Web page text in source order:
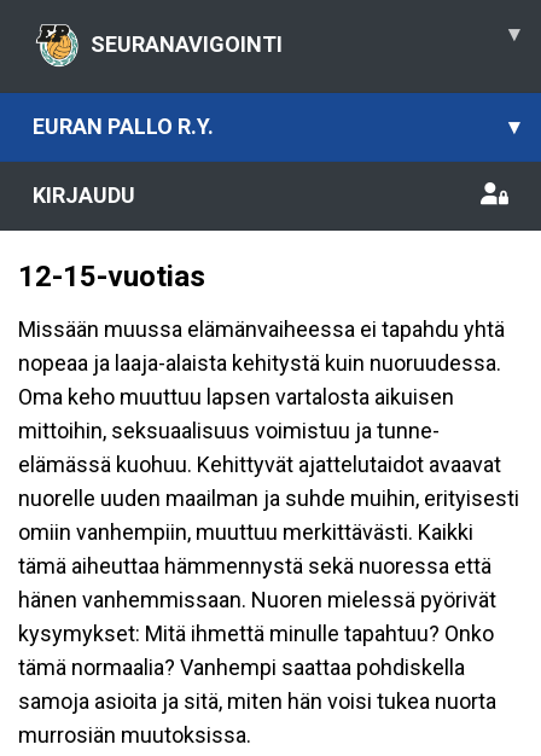
SEURANAVIGOINTI ▾
EURAN PALLO R.Y. ▾
KIRJAUDU
12-15-vuotias
Missään muussa elämänvaiheessa ei tapahdu yhtä
nopeaa ja laaja-alaista kehitystä kuin nuoruudessa.
Oma keho muuttuu lapsen vartalosta aikuisen
mittoihin, seksuaalisuus voimistuu ja tunne-
elämässä kuohuu. Kehittyvät ajattelutaidot avaavat
nuorelle uuden maailman ja suhde muihin, erityisesti
omiin vanhempiin, muuttuu merkittävästi. Kaikki
tämä aiheuttaa hämmennystä sekä nuoressa että
hänen vanhemmissaan. Nuoren mielessä pyörivät
kysymykset: Mitä ihmettä minulle tapahtuu? Onko
tämä normaalia? Vanhempi saattaa pohdiskella
samoja asioita ja sitä, miten hän voisi tukea nuorta
murrosiän muutoksissa.